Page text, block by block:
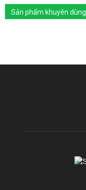
Sản phẩm khuyên dùng